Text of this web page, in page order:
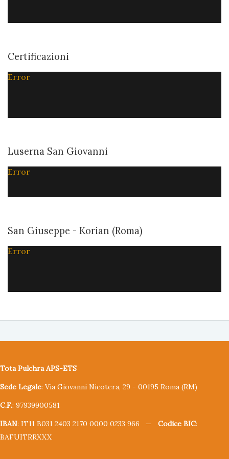
Certificazioni
Error
Luserna San Giovanni
Error
San Giuseppe - Korian (Roma)
Error
Tota Pulchra APS-ETS
Sede Legale: Via Giovanni Nicotera, 29 - 00195 Roma (RM)
C.F.: 97939900581
IBAN: IT11 B031 2403 2170 0000 0233 966 — Codice BIC:
BAFUITRRXXX